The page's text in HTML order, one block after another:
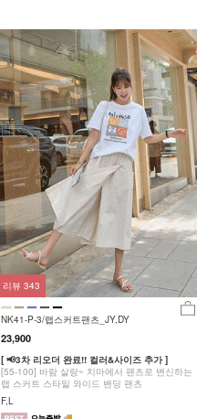
NK41-P-3/랩스커트팬츠_JY,DY
23,900
[ 📢3차 리오더 완료!! 컬러&사이즈 추가 ]
[55-100] 바람 살랑~ 치마에서 팬츠로 변신하는
랩 스커트 스타일 와이드 밴딩 팬츠
F,L
리뷰 343